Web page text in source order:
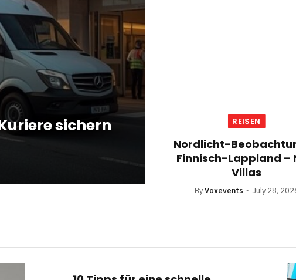
sichern
REISEN
Nordlicht-
Finnisch-Lappland –
Villas
By Voxevents July 28,